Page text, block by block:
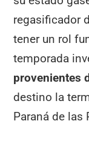
regasificador
tener un rol
temporada
provenientes
destino la
Paraná de las